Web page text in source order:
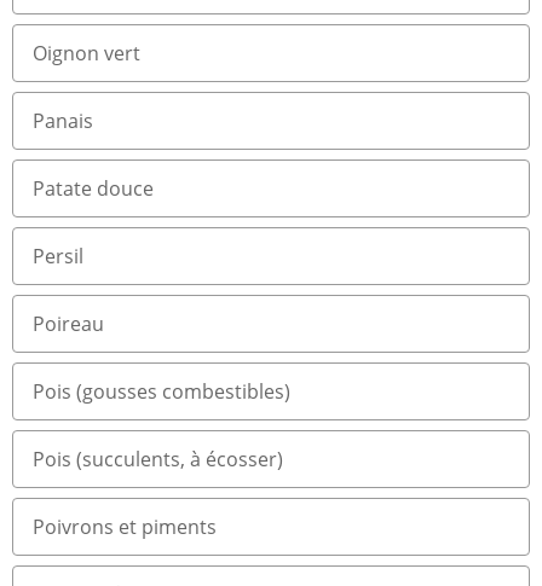
Oignon vert
Panais
Patate douce
Persil
Poireau
Pois (gousses combestibles)
Pois (succulents, à écosser)
Poivrons et piments